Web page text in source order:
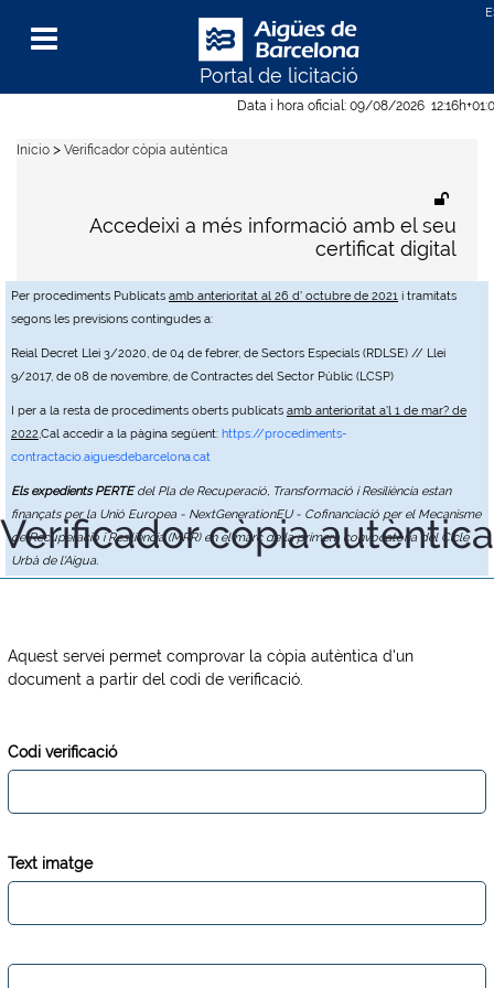
Data i hora oficial: 09/08/2026 12:16h
Per procediments Publicats amb anterioritat al 26 d' octubre de 2021 i tramitats
segons les previsions contingudes a:
Reial Decret Llei 3/2020, de 04 de febrer, de Sectors Especials (RDLSE) // Llei
9/2017, de 08 de novembre, de Contractes del Sector Públic (LCSP)
I per a la resta de procediments oberts publicats amb anterioritat a'l 1 de mar? de
2022,Cal accedir a la pàgina següent: https://procediments-
contractacio.aiguesdebarcelona.cat
Els expedients PERTEdel Pla de Recuperació, Transformació i Resiliència estan
finançats per la Unió Europea - NextGenerationEU - Cofinanciació per el Mecanisme
de Recuperació i Resiliència (MRR) en el marc de la primera convocatòria del Cicle
Urbà de l'Aigua.
Portal de licitació
Menu
Accedeixi a més informació amb el seu
certificat digital
Inicio > Verificador còpia autèntica
Verificador còpia autèntica
Aquest servei permet comprovar la còpia autèntica d'un
document a partir del codi de verificació.
Codi verificació
Text imatge